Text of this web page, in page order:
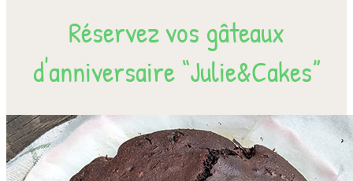
Réservez vos gâteaux
d'anniversaire “Julie&Cakes”